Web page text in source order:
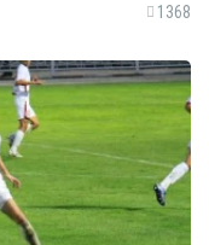
1368